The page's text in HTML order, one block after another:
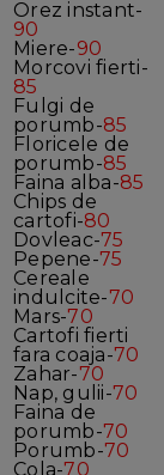
Orez instant-
90
Miere-90
Morcovi fierti-
85
Fulgi de
porumb-85
Floricele de
porumb-85
Faina alba-85
Chips de
cartofi-80
Dovleac-75
Pepene-75
Cereale
indulcite-70
Mars-70
Cartofi fierti
fara coaja-70
Zahar-70
Nap, gulii-70
Faina de
porumb-70
Porumb-70
Cola-70